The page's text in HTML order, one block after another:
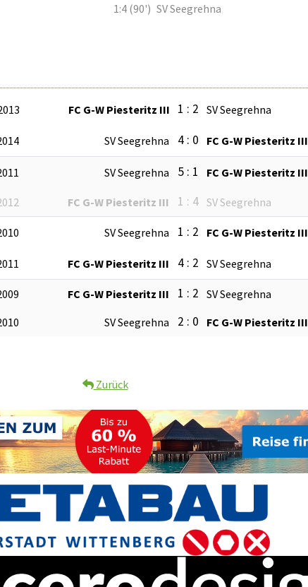
1:4 (90') SV Seegrehna
FC G-W Piesteritz III 1 : 2 SV Seegrehna
SV Seegrehna 4 : 0 FC G-W Piesteritz III
SV Seegrehna 5 : 1 FC G-W Piesteritz III
FC G-W Piesteritz III 1 : 4 SV Seegrehna
SV Seegrehna 1 : 2 FC G-W Piesteritz III
FC G-W Piesteritz III 4 : 2 SV Seegrehna
FC G-W Piesteritz III 1 : 2 SV Seegrehna
SV Seegrehna 2 : 0 FC G-W Piesteritz III
Zurück